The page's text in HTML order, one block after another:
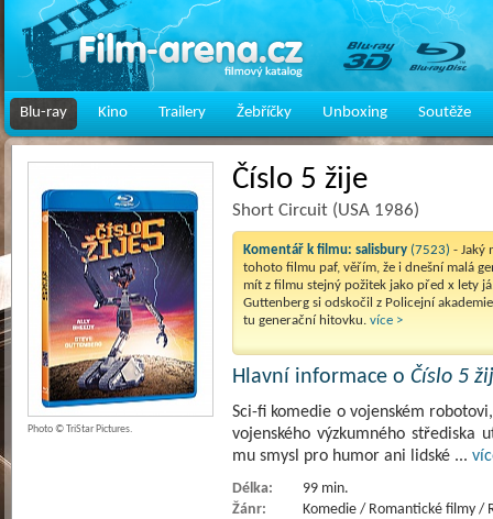
Blu-ray Kino Trailery Žebříčky Unboxing Soutěže
Číslo 5 žije
Short Circuit (USA 1986)
Komentář k filmu: salisbury (7523) - Jaký
tohoto filmu paf, věřím, že i dnešní malá
mít z filmu stejný požitek jako před x lety
Guttenberg si odskočil z Policejní
tu generační hitovku. více >
Hlavní informace o Číslo 5
Sci-fi komedie o vojenském
vojenského výzkumného střediska
mu smysl pro humor ani lidské ...
Délka:
99 min.
Žánr:
Komedie / Romantické filmy /
Photo © TriStar Pictures.